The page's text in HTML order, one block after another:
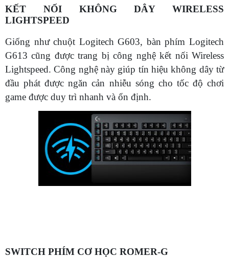
KẾT NỐI KHÔNG DÂY WIRELESS
LIGHTSPEED
Giống như chuột Logitech G603, bàn phím Logitech
G613 cũng được trang bị công nghệ kết nối Wireless
Lightspeed. Công nghệ này giúp tín hiệu không dây từ
đầu phát được ngăn cản nhiễu sóng cho tốc độ chơi
game được duy trì nhanh và ổn định.
SWITCH PHÍM CƠ HỌC ROMER-G